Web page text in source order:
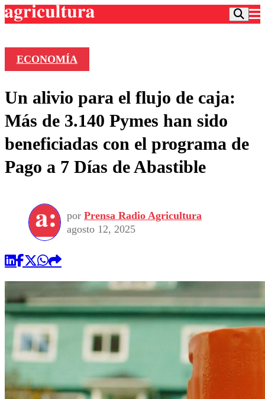
Frecuencias
Agricultura TV
Deportes
Colo Colo
Motor
Torneo Internacional
Torneo Nacional
Entretención
Noticias
Internacional
Nacional
Vida Social
Programas
Comercial
ECONOMÍA
Un alivio para el flujo de caja:
Más de 3.140 Pymes han sido
beneficiadas con el programa de
Pago a 7 Días de Abastible
por Prensa Radio Agricultura
agosto 12, 2025